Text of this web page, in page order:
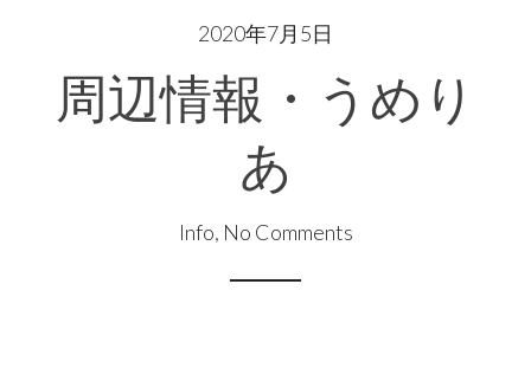
2020年7月5日
周辺情報・うめり
あ
Info, No Comments